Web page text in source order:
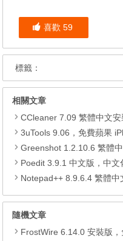
喜歡 59
標籤：
相關文章
CCleaner 7.09 繁體中文
3uTools 9.06，免費蘋果
Greenshot 1.2.10.6 繁體中文
Poedit 3.9.1 中文版，中文
Notepad++ 8.9.6.4 繁體
隨機文章
FrostWire 6.14.0 安裝版